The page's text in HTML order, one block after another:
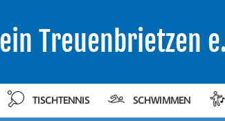
Treuenbrietzen
TISCHTENNIS SCHWIMMEN